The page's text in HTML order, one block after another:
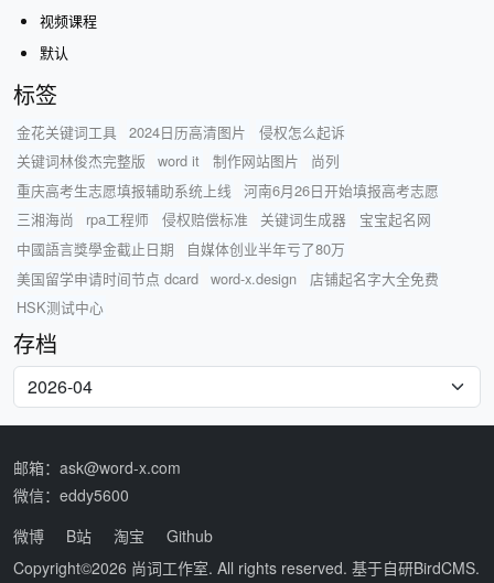
视频课程
默认
标签
金花关键词工具 2024日历高清图片
侵权怎么起诉
关键词林俊杰完整版
word it 制作网站图片
尚列
重庆高考生志愿填报辅助系统上线
河南6月26日开始填报高考志愿
三湘海尚
rpa工程师 侵权赔偿标准 关键词生成器
宝宝起名网
中國語言獎學金截止日期
自媒体创业半年亏了80万
美国留学申请时间节点 dcard
word-x.design
店铺起名字大全免费
HSK测试中心
存档
邮箱：ask@word-x.com
微信：eddy5600
微博
B站 淘宝
Github
Copyright©2026 尚词工作室. All rights reserved. 基于自研BirdCMS.